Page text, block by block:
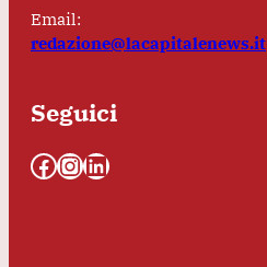
Email:
redazione@lacapitalenews.it
Seguici
Facebook InstagramLinkedIn